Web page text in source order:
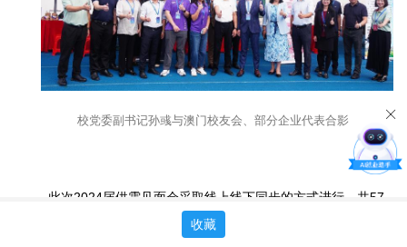
校党委副书记孙彧与澳门校友会、部分企业代表合影
此次2024届供需见面会采取线上线下同步的方式进行，共57
7家用人单位参会，提供招聘岗位数17000多个。线下参展单位不
乏广发证券、国信证券、深圳农商行、德勤、汇丰环球、腾讯科
收藏